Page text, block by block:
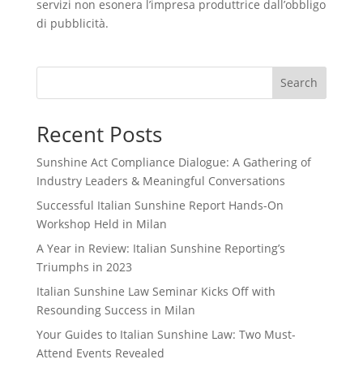
servizi non esonera l’impresa produttrice dall’obbligo
di pubblicità.
Search
Recent Posts
Sunshine Act Compliance Dialogue: A Gathering of
Industry Leaders & Meaningful Conversations
Successful Italian Sunshine Report Hands-On
Workshop Held in Milan
A Year in Review: Italian Sunshine Reporting’s
Triumphs in 2023
Italian Sunshine Law Seminar Kicks Off with
Resounding Success in Milan
Your Guides to Italian Sunshine Law: Two Must-
Attend Events Revealed